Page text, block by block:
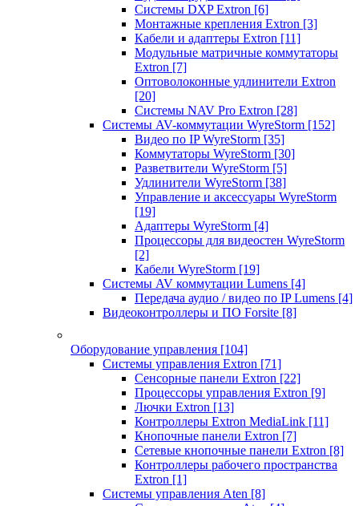
Системы DXP Extron [6]
Монтажные крепления Extron [3]
Кабели и адаптеры Extron [11]
Модульные матричные коммутаторы
Extron [7]
Оптоволоконные удлинители Extron
[20]
Системы NAV Pro Extron [28]
Системы AV-коммутации WyreStorm [152]
Видео по IP WyreStorm [35]
Коммутаторы WyreStorm [30]
Разветвители WyreStorm [5]
Удлинители WyreStorm [38]
Управление и аксессуары WyreStorm
[19]
Адаптеры WyreStorm [4]
Процессоры для видеостен WyreStorm
[2]
Кабели WyreStorm [19]
Системы AV коммутации Lumens [4]
Передача аудио / видео по IP Lumens [4]
Видеоконтроллеры и ПО Forsite [8]
Оборудование управления [104]
Системы управления Extron [71]
Сенсорные панели Extron [22]
Процессоры управления Extron [9]
Лючки Extron [13]
Контроллеры Extron MediaLink [11]
Кнопочные панели Extron [7]
Сетевые кнопочные панели Extron [8]
Контроллеры рабочего пространства
Extron [1]
Системы управления Aten [8]